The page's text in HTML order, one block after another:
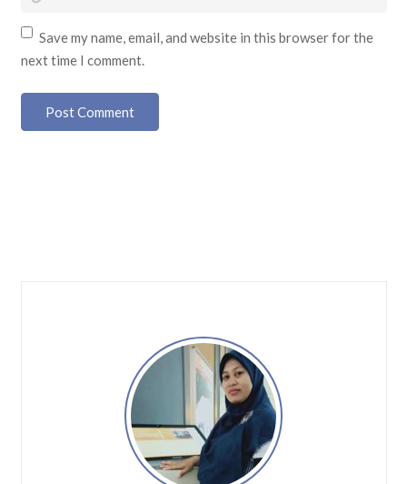
Save my name, email, and website in this browser for the
next time I comment.
Post Comment